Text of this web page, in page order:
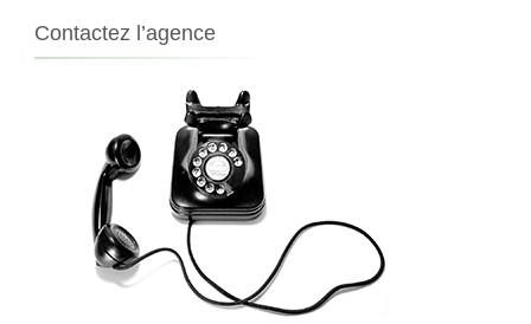
Contactez l’agence